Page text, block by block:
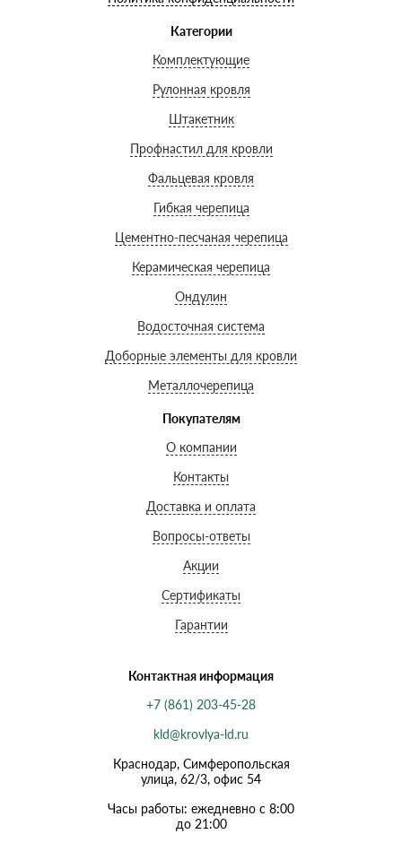
Категории
Комплектующие
Рулонная кровля
Штакетник
Профнастил для кровли
Фальцевая кровля
Гибкая черепица
Цементно-песчаная черепица
Керамическая черепица
Ондулин
Водосточная система
Доборные элементы для кровли
Металлочерепица
Покупателям
О компании
Контакты
Доставка и оплата
Вопросы-ответы
Акции
Сертификаты
Гарантии
Контактная информация
+7 (861) 203-45-28
kld@krovlya-ld.ru
Краснодар, Симферопольская
улица, 62/3, офис 54
Часы работы: ежедневно с 8:00
до 21:00